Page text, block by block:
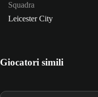
Squadra
Leicester City
Giocatori simili